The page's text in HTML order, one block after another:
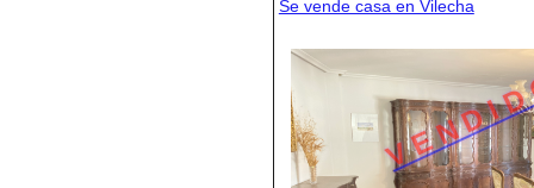
Se vende casa en Vilecha
V E N D I